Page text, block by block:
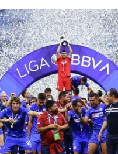
Tigres: ¿Cómo